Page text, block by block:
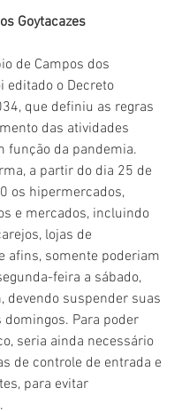
Goytacazes
de Campos dos
editado o Decreto
que definiu as regras
das atividades
função da pandemia.
a partir do dia 25 de
os hipermercados,
e mercados, incluindo
lojas de
afins, somente poderiam
feira a sábado,
devendo suspender suas
domingos. Para poder
seria ainda necessário
de controle de entrada e
para evitar